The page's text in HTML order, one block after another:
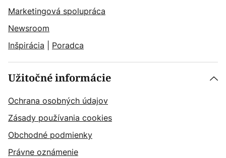
Marketingová spolupráca
Newsroom
Inšpirácia
Poradca
Užitočné informácie
Ochrana osobných údajov
Zásady používania cookies
Obchodné podmienky
Právne oznámenie